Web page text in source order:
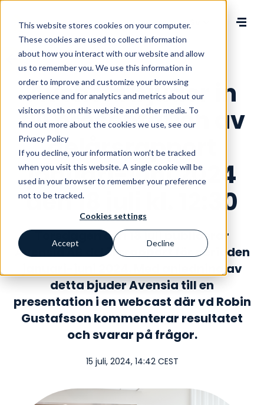
This website stores cookies on your computer.
These cookies are used to collect information
about how you interact with our website and allow
us to remember you. We use this information in
order to improve and customize your browsing
experience and for analytics and metrics about our
visitors both on this website and other media. To
find out more about the cookies we use, see our
Privacy Policy
If you decline, your information won’t be tracked
when you visit this website. A single cookie will be
used in your browser to remember your preference
not to be tracked.
Cookies settings
Accept Decline
Change language
Avensia bjuder in
till presentation av
delårsrapport
januari-juni 2024
den 18 juli kl. 12:30
Torsdagen den 18 juli publicerar
Avensia AB delårsrapport för perioden
januari-juni 2024. Med anledning av
detta bjuder Avensia till en
presentation i en webcast där vd Robin
Gustafsson kommenterar resultatet
och svarar på frågor.
15 juli, 2024, 14:42 CEST